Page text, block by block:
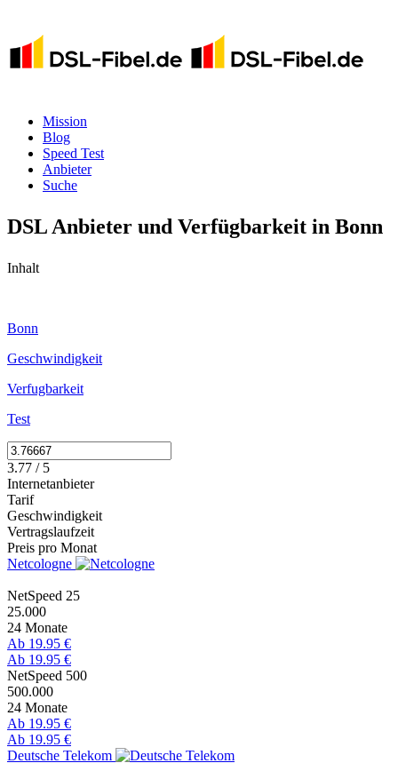
Mission
Blog
Speed Test
Anbieter
Suche
DSL Anbieter und Verfügbarkeit in Bonn
Inhalt
Bonn
Geschwindigkeit
Verfugbarkeit
Test
3.77 / 5
Internetanbieter
Tarif
Geschwindigkeit
Vertragslaufzeit
Preis pro Monat
Netcologne
NetSpeed 25
25.000
24 Monate
Ab 19.95 €
Ab 19.95 €
NetSpeed 500
500.000
24 Monate
Ab 19.95 €
Ab 19.95 €
Deutsche Telekom